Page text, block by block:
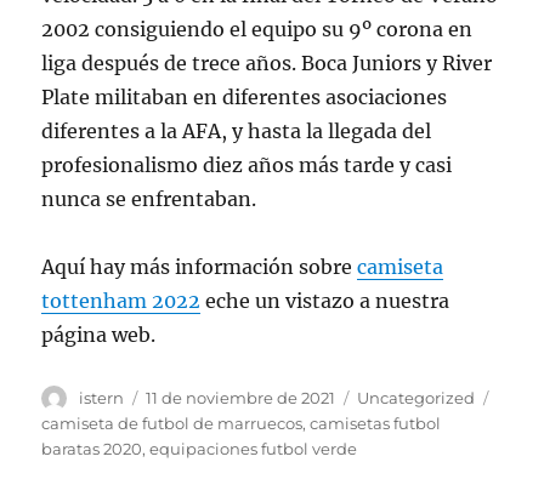
2002 consiguiendo el equipo su 9º corona en
liga después de trece años. Boca Juniors y River
Plate militaban en diferentes asociaciones
diferentes a la AFA, y hasta la llegada del
profesionalismo diez años más tarde y casi
nunca se enfrentaban.
Aquí hay más información sobrecamiseta
tottenham 2022 eche un vistazo a nuestra
página web.
Autor
istern
Publicado
el
11 de noviembre de 2021 Categorías
Uncategorized
camiseta de futbol de marruecos,camisetas futbol
baratas 2020,equipaciones futbol verde